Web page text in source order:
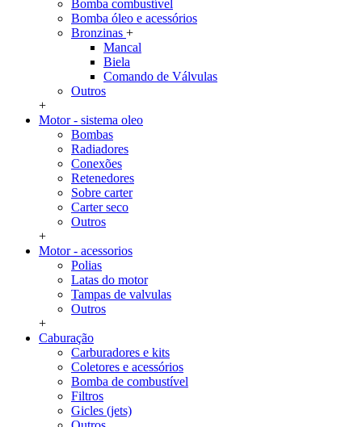
Bomba combustível
Bomba óleo e acessórios
Bronzinas +
Mancal
Biela
Comando de Válvulas
Outros
+
Motor - sistema oleo
Bombas
Radiadores
Conexões
Retenedores
Sobre carter
Carter seco
Outros
+
Motor - acessorios
Polias
Latas do motor
Tampas de valvulas
Outros
+
Caburação
Carburadores e kits
Coletores e acessórios
Bomba de combustível
Filtros
Gicles (jets)